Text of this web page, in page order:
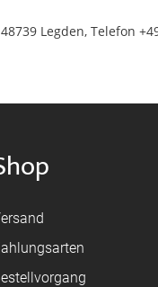
Legden, Telefon